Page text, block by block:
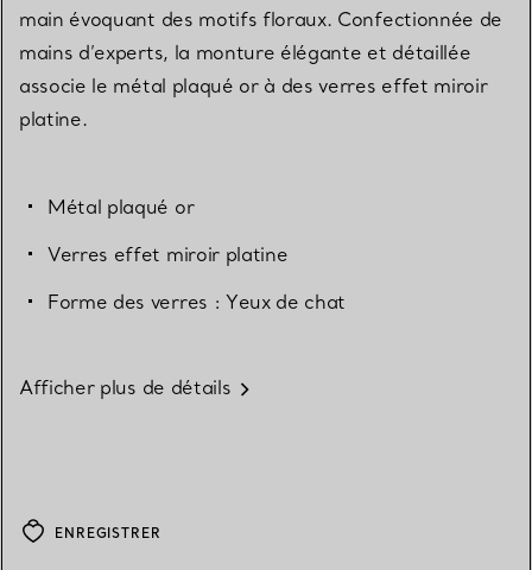
main évoquant des motifs floraux. Confectionnée de
mains d’experts, la monture élégante et détaillée
associe le métal plaqué or à des verres effet miroir
platine.
Métal plaqué or
Verres effet miroir platine
Forme des verres : Yeux de chat
Afficher plus de détails
ENREGISTRER